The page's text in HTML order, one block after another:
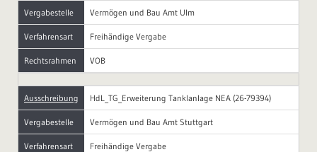
Vergabestelle Vermögen und Bau Amt Ulm
Verfahrensart Freihändige Vergabe
Rechtsrahmen VOB
Ausschreibung HdL_TG_Erweiterung Tanklanlage NEA (26-79394)
Vergabestelle Vermögen und Bau Amt Stuttgart
Verfahrensart Freihändige Vergabe